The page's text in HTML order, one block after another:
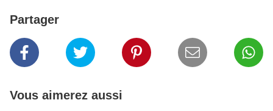
Partager
Vous aimerez aussi